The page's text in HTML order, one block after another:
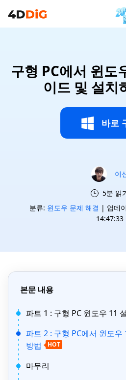
구형 PC에서 윈도
이드 및 설치
바로
이
5분 읽
분류: 윈도우 문제 해결 | 업데
14:47:33
본문 내용
파트 1 : 구형 PC 윈도우 11
파트 2 : 구형 PC에서 윈도
방법
HOT
마무리